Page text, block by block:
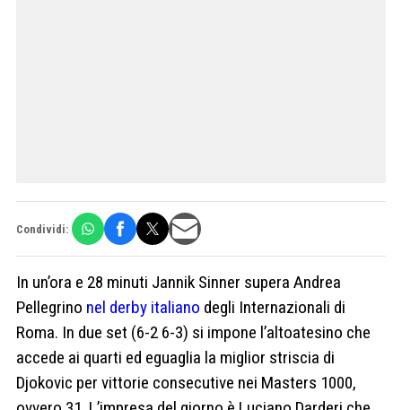
Condividi:
In un’ora e 28 minuti Jannik Sinner supera Andrea
Pellegrino nel derby italiano degli Internazionali di
Roma. In due set (6-2 6-3) si impone l’altoatesino che
accede ai quarti ed eguaglia la miglior striscia di
Djokovic per vittorie consecutive nei Masters 1000,